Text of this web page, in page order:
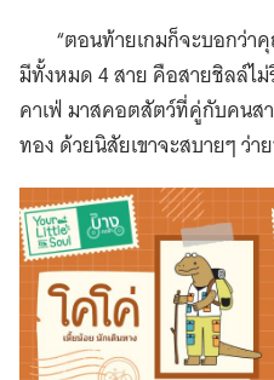
“ตอนท้ายเกมก็จะบอกว่า
มีทั้งหมด 4 สาย คือสายชิลล์ไม่
คาเฟ่ มาสคอตสัตว์ที่คู่กับคนส
ทอง ด้วยนิสัยเขาจะสบายๆ ว่า